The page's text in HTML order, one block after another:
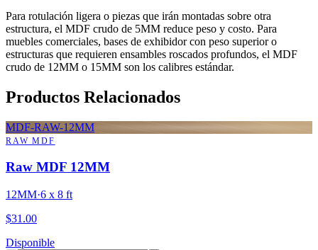
Para rotulación ligera o piezas que irán montadas sobre otra
estructura, el MDF crudo de 5MM reduce peso y costo. Para
muebles comerciales, bases de exhibidor con peso superior o
estructuras que requieren ensambles roscados profundos, el MDF
crudo de 12MM o 15MM son los calibres estándar.
Productos Relacionados
MDF-RAW-12MM
RAW MDF
Raw MDF 12MM
12MM·6 x 8 ft
$31.00
Disponible